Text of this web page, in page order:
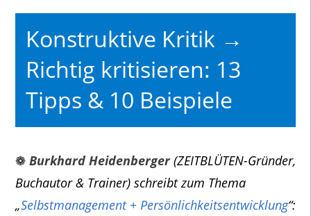
Konstruktive Kritik →
Richtig kritisieren: 13
Tipps & 10 Beispiele
❁ Burkhard Heidenberger(ZEITBLÜTEN-Gründer,
Buchautor & Trainer) schreibt zum Thema
„Selbstmanagement + Persönlichkeitsentwicklung“: